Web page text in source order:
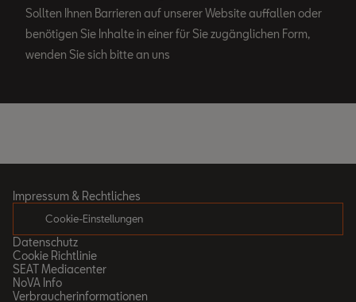
Sollten Ihnen Barrieren auf unserer Website auffallen oder
benötigen Sie Inhalte in einer für Sie zugänglichen Form,
wenden Sie sich bitte an uns
Impressum & Rechtliches
Cookie-Einstellungen
Datenschutz
Cookie Richtlinie
SEAT Mediacenter
NoVA Info
Verbraucherinformationen